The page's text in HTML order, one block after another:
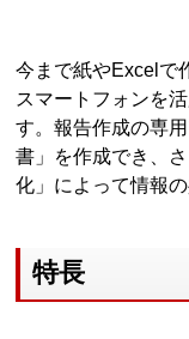
今まで紙やExcelで
スマートフォンを
す。報告作成の専
書」を作成でき、
化」によって情報
特長